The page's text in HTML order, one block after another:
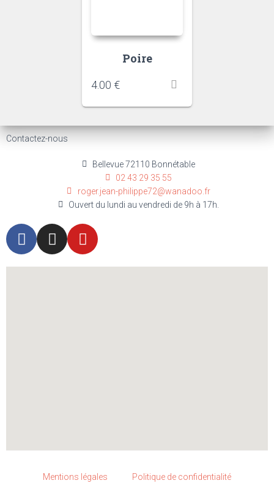
Poire
4.00 €
Contactez-nous
Bellevue 72110 Bonnétable
02 43 29 35 55
roger.jean-philippe72@wanadoo.fr
Ouvert du lundi au vendredi de 9h à 17h.
Mentions légales Politique de confidentialité